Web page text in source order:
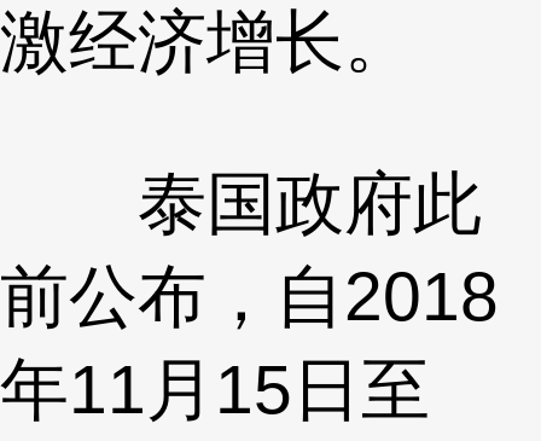
激经济增长。
泰国政府此
前公布，自2018
年11月15日至